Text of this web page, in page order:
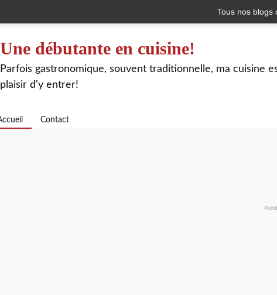
Tous nos blogs
Une débutante en cuisine!
Parfois gastronomique, souvent traditionnelle, ma cuisine
plaisir d'y entrer!
Contact